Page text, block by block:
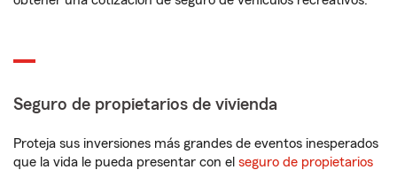
Seguro de propietarios de vivienda
Proteja sus inversiones más grandes de eventos inesperados
que la vida le pueda presentar con el seguro de propietarios